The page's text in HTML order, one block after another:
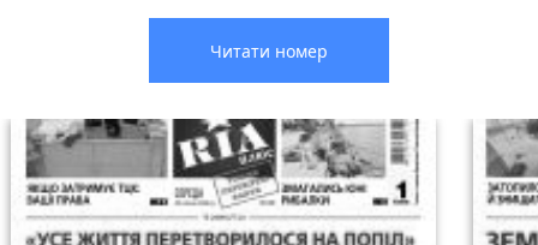
Читати номер